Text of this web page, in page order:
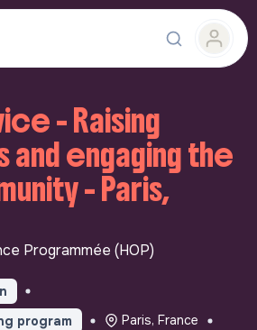
- Raising
and engaging the
- Paris,
Programmée (HOP)
program
Paris, France